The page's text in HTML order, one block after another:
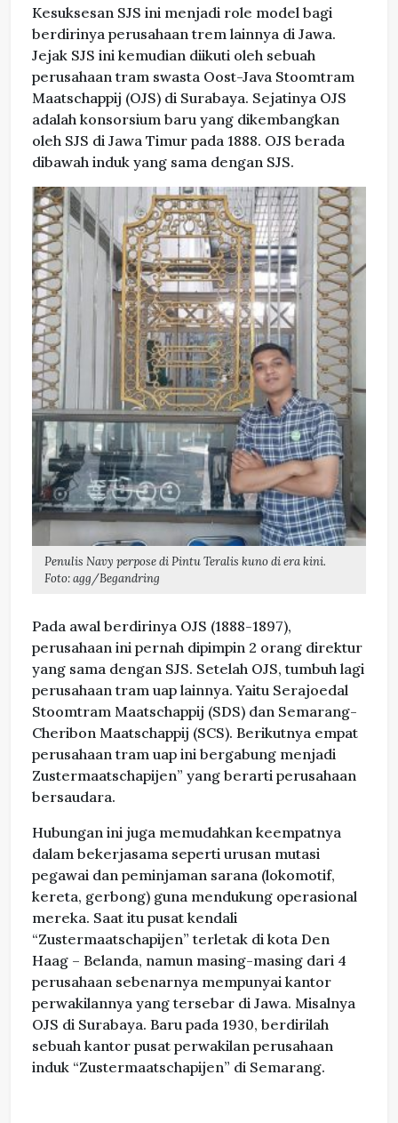
Kesuksesan SJS ini menjadi role model bagi
berdirinya perusahaan trem lainnya di Jawa.
Jejak SJS ini kemudian diikuti oleh sebuah
perusahaan tram swasta Oost-Java Stoomtram
Maatschappij (OJS) di Surabaya. Sejatinya OJS
adalah konsorsium baru yang dikembangkan
oleh SJS di Jawa Timur pada 1888. OJS berada
dibawah induk yang sama dengan SJS.
Penulis Navy perpose di Pintu Teralis kuno di era kini.
Foto: agg/Begandring
Pada awal berdirinya OJS (1888-1897),
perusahaan ini pernah dipimpin 2 orang direktur
yang sama dengan SJS. Setelah OJS, tumbuh lagi
perusahaan tram uap lainnya. Yaitu Serajoedal
Stoomtram Maatschappij (SDS) dan Semarang-
Cheribon Maatschappij (SCS). Berikutnya empat
perusahaan tram uap ini bergabung menjadi
Zustermaatschapijen” yang berarti perusahaan
bersaudara.
Hubungan ini juga memudahkan keempatnya
dalam bekerjasama seperti urusan mutasi
pegawai dan peminjaman sarana (lokomotif,
kereta, gerbong) guna mendukung operasional
mereka. Saat itu pusat kendali
“Zustermaatschapijen” terletak di kota Den
Haag – Belanda, namun masing-masing dari 4
perusahaan sebenarnya mempunyai kantor
perwakilannya yang tersebar di Jawa. Misalnya
OJS di Surabaya. Baru pada 1930, berdirilah
sebuah kantor pusat perwakilan perusahaan
induk “Zustermaatschapijen” di Semarang.